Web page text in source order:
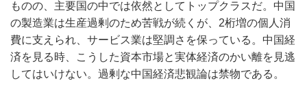
ものの、主要国の中では依然としてトップクラスだ。中国
の製造業は生産過剰のため苦戦が続くが、2桁増の個人消
費に支えられ、サービス業は堅調さを保っている。中国経
済を見る時、こうした資本市場と実体経済のかい離を見逃
してはいけない。過剰な中国経済悲観論は禁物である。